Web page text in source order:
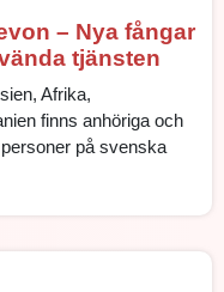
– Nya fångar
tjänsten
Afrika,
finns anhöriga och
på svenska